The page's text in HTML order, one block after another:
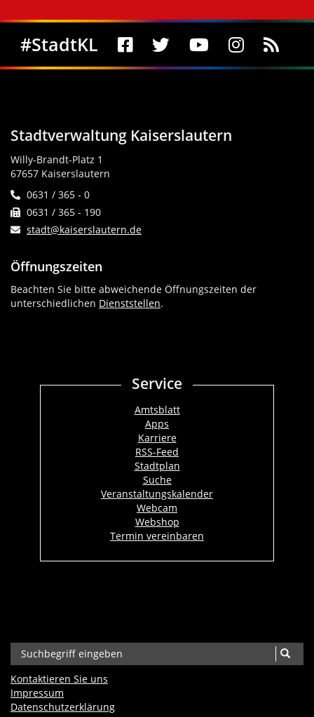
Social Media
#StadtKL
Stadtverwaltung Kaiserslautern
Willy-Brandt-Platz 1
67657 Kaiserslautern
0631 / 365 - 0
0631 / 365 - 190
stadt@kaiserslautern.de
Öffnungszeiten
Beachten Sie bitte abweichende Öffnungszeiten der
unterschiedlichen Dienststellen.
Service
Amtsblatt
Apps
Karriere
RSS-Feed
Stadtplan
Suche
Veranstaltungskalender
Webcam
Webshop
Termin vereinbaren
Kontaktieren Sie uns
Impressum
Datenschutzerklärung